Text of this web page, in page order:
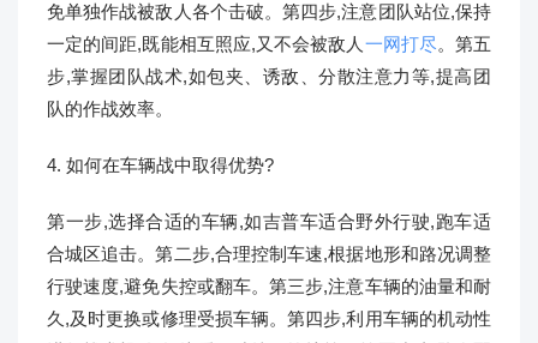
免单独作战被敌人各个击破。第四步,注意团队站位,保持
一定的间距,既能相互照应,又不会被敌人一网打尽。第五
步,掌握团队战术,如包夹、诱敌、分散注意力等,提高团
队的作战效率。
4. 如何在车辆战中取得优势?
第一步,选择合适的车辆,如吉普车适合野外行驶,跑车适
合城区追击。第二步,合理控制车速,根据地形和路况调整
行驶速度,避免失控或翻车。第三步,注意车辆的油量和耐
久,及时更换或修理受损车辆。第四步,利用车辆的机动性